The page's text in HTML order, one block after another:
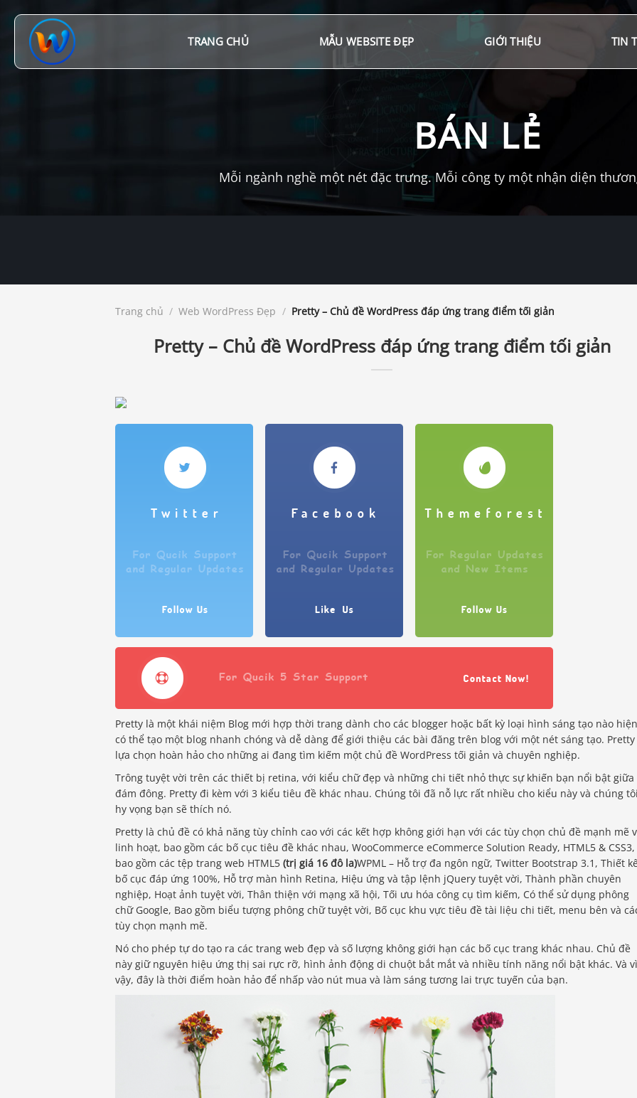
đến
TRANG CHỦ MẪU WEBSITE ĐẸP GIỚI THIỆU TIN
BÁN LẺ
Mỗi ngành nghề một nét đặc trưng. Mỗi công ty một nhận diện
Trang chủ / Web WordPress Đẹp / Pretty – Chủ đề WordPress đáp ứng trang điểm tối giản
Pretty – Chủ đề WordPress đáp ứng trang điểm tối giản
Pretty là một khái niệm Blog mới hợp thời trang dành cho các blogger hoặc bất kỳ loại hình sáng tạo nào hiện
có thể tạo một blog nhanh chóng và dễ dàng để giới thiệu các bài đăng trên blog với một nét sáng tạo.
lựa chọn hoàn hảo cho những ai đang tìm kiếm một chủ đề WordPress tối giản và chuyên nghiệp.
Trông tuyệt vời trên các thiết bị retina, với kiểu chữ đẹp và những chi tiết nhỏ thực sự khiến bạn nổi bật giữa
đám đông. Pretty đi kèm với 3 kiểu tiêu đề khác nhau. Chúng tôi đã nỗ lực rất nhiều cho kiểu này và chúng
hy vọng bạn sẽ thích nó.
Pretty là chủ đề có khả năng tùy chỉnh cao với các kết hợp không giới hạn với các tùy chọn chủ đề mạnh mẽ
linh hoạt, bao gồm các bố cục tiêu đề khác nhau, WooCommerce eCommerce Solution Ready, HTML5 & CSS3,
bao gồm các tệp trang web HTML5 (trị giá 16 đô la)WPML – Hỗ trợ đa ngôn ngữ, Twitter Bootstrap 3.1, Thiết
bố cục đáp ứng 100%, Hỗ trợ màn hình Retina, Hiệu ứng và tập lệnh jQuery tuyệt vời, Thành phần chuyên
nghiệp, Hoạt ảnh tuyệt vời, Thân thiện với mạng xã hội, Tối ưu hóa công cụ tìm kiếm, Có thể sử dụng phông
chữ Google, Bao gồm biểu tượng phông chữ tuyệt vời, Bố cục khu vực tiêu đề tài liệu chi tiết, menu bên và
tùy chọn mạnh mẽ.
Nó cho phép tự do tạo ra các trang web đẹp và số lượng không giới hạn các bố cục trang khác nhau. Chủ đề
này giữ nguyên hiệu ứng thị sai rực rỡ, hình ảnh động di chuột bắt mắt và nhiều tính năng nổi bật khác. Và vì
vậy, đây là thời điểm hoàn hảo để nhấp vào nút mua và làm sáng tương lai trực tuyến của bạn.